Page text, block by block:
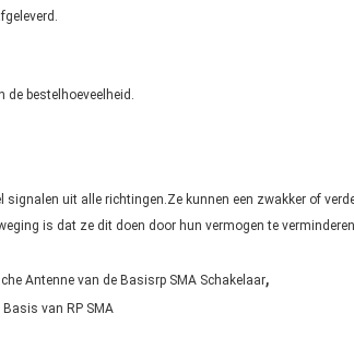
de bestelhoeveelheid.
uit alle richtingen.Ze kunnen een zwakker of
is dat ze dit doen door hun vermogen te
Antenne van de Basisrp SMA Schakelaar,
van RP SMA